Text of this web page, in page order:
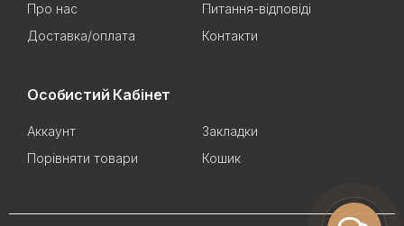
Про нас
Питання-відповіді
Доставка/оплата
Контакти
Особистий Кабінет
Аккаунт
Закладки
Порівняти товари
Кошик